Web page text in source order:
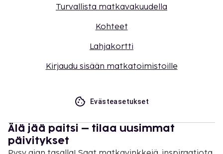
Turvallista matkavakuudella
Kohteet
Lahjakortti
Kirjaudu sisään matkatoimistoille
Evästeasetukset
Älä jää paitsi – tilaa uusimmat
päivitykset